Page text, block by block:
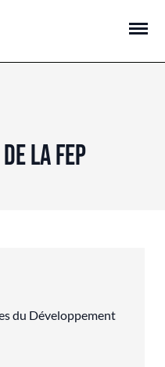
Open
LA FEP
du Développement